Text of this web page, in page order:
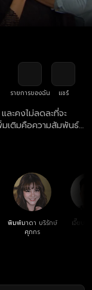
รายการของฉัน
แชร์
ละคงไม่ลดละที่จะ
มเติมคือความสัมพันธ์ที่
พิมพ์มาดา บริรักษ์
ศุภกร
เจี๊ยบ